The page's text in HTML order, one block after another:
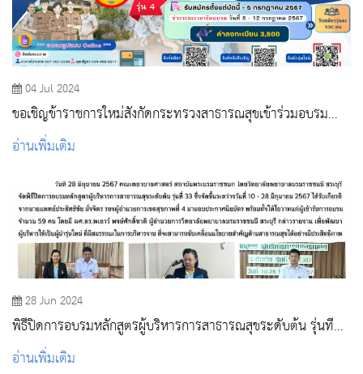
04 Jul 2024
ขอเชิญข้าราชการใหม่สังกัดกระทรวงสาธารณสุขเข้าร่วมอบรม
อ่านเพิ่มเติม
28 Jun 2024
พิธีปิดการอบรมหลักสูตรผู้บริหารการสาธารณสุขระดับต้น รุ่นที่
33 ประจำปีงบประมาณ 2567
อ่านเพิ่มเติม